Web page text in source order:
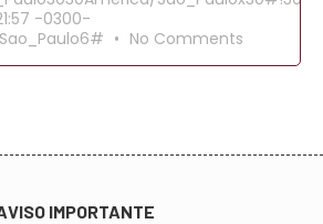
-0300-
No Comments
IMPORTANTE